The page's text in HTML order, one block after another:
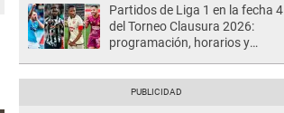
Partidos de Liga 1 en la fecha 4
del Torneo Clausura 2026:
programación, horarios y